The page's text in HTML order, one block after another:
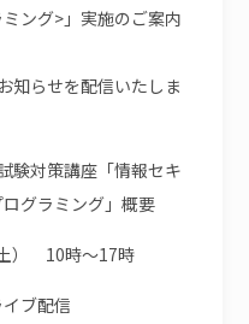
ング>」実施のご案内
知らせを配信いたしま
験対策講座「情報セキ
グラミング」概要
） 10時～17時
ブ配信